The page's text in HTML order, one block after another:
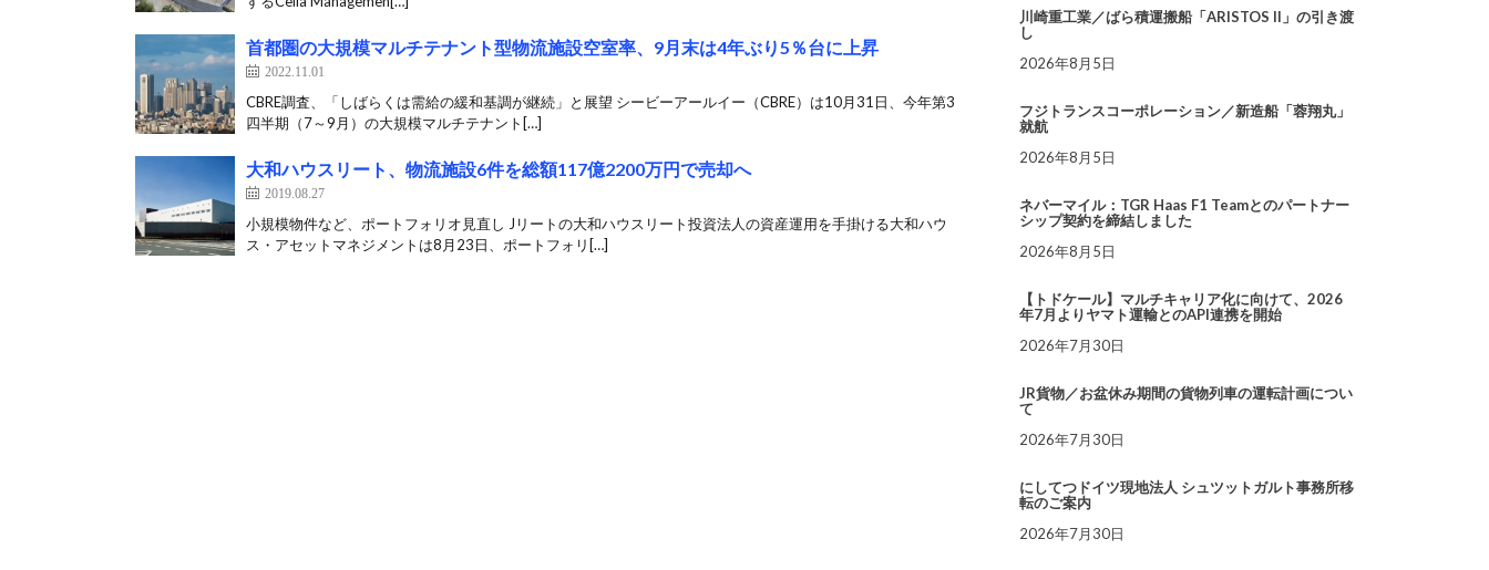
首都圏の大規模マルチテナント型物流施設空室率、9月末は4年ぶり5％台に上昇
2022.11.01
CBRE調査、「しばらくは需給の緩和基調が継続」と展望 シービーアールイー（CBRE）は10月31日、今年第3
四半期（7～9月）の大規模マルチテナント[…]
大和ハウスリート、物流施設6件を総額117億2200万円で売却へ
2019.08.27
小規模物件など、ポートフォリオ見直し Jリートの大和ハウスリート投資法人の資産運用を手掛ける大和ハウ
ス・アセットマネジメントは8月23日、ポートフォリ[…]
川崎重工業／ばら積運搬船「ARISTOS II」の引き渡
し
2026年8月5日
フジトランスコーポレーション／新造船「蓉翔丸」
就航
2026年8月5日
ネバーマイル：TGR Haas F1 Teamとのパートナー
シップ契約を締結しました
2026年8月5日
【トドケール】マルチキャリア化に向けて、2026
年7月よりヤマト運輸とのAPI連携を開始
2026年7月30日
JR貨物／お盆休み期間の貨物列車の運転計画につい
て
2026年7月30日
にしてつドイツ現地法人 シュツットガルト事務所移
転のご案内
2026年7月30日